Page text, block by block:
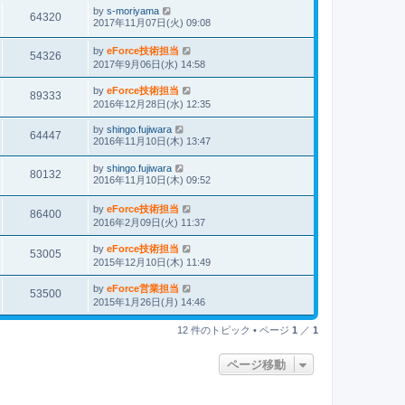
64320 by s-moriyama
2017年11月07日(火) 09:08
54326 by eForce技術担当
2017年9月06日(水) 14:58
89333 by eForce技術担当
2016年12月28日(水) 12:35
64447 by shingo.fujiwara
2016年11月10日(木) 13:47
80132 by shingo.fujiwara
2016年11月10日(木) 09:52
86400 by eForce技術担当
2016年2月09日(火) 11:37
53005 by eForce技術担当
2015年12月10日(木) 11:49
53500 by eForce営業担当
2015年1月26日(月) 14:46
12 件のトピック • ページ 1 ／ 1
ページ移動